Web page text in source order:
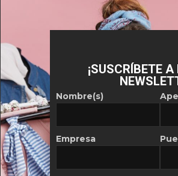
¡SUSCRÍBETE
Nombre(s)
Empresa